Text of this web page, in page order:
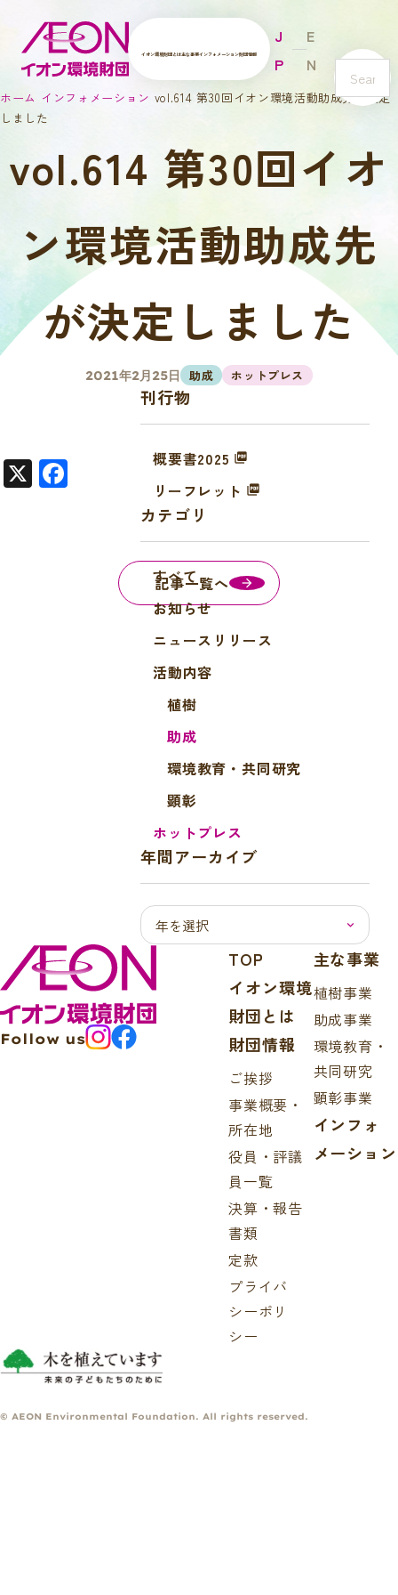
イオン環境財団とは主な事業インフォメーション財団情報
J
P
E
N
s
e
r
c
ホーム インフォメーション vol.614 第30回イオン環境活動助成先が決定
しました
vol.614 第30回イオ
ン環境活動助成先
が決定しました
2021年2月25日 助成 ホットプレス
X
記事一覧へ
刊行物
概要書2025
リーフレット
カテゴリ
すべて
お知らせ
ニュースリリース
活動内容
植樹
助成
環境教育・共同研究
顕彰
ホットプレス
年間アーカイブ
Follow us
TOP
イオン環境
財団とは
財団情報
ご挨拶
事業概要・
所在地
役員・評議
員一覧
決算・報告
書類
定款
プライバ
シーポリ
シー
主な事業
植樹事業
助成事業
環境教育・
共同研究
顕彰事業
インフォ
メーション
© AEON Environmental Foundation. All rights reserved.